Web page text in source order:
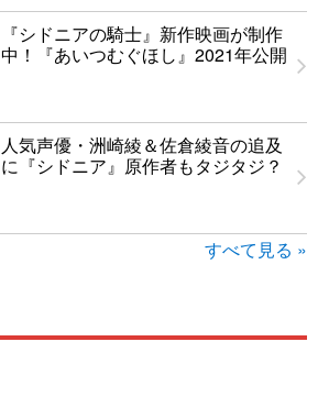
『シドニアの騎士』新作映画が制作
中！『あいつむぐほし』2021年公開
人気声優・洲崎綾＆佐倉綾音の追及
に『シドニア』原作者もタジタジ？
すべて見る »